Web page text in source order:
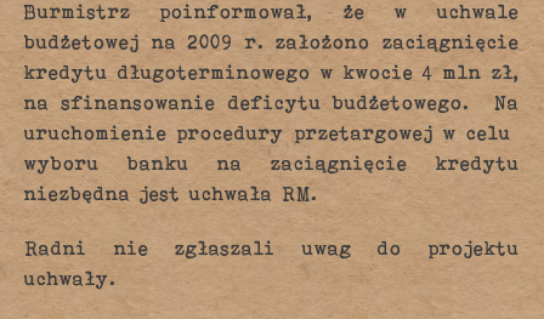
Burmistrz poinformował, że w uchwale
budżetowej na 2009 r. założono zaciągnięcie
kredytu długoterminowego w kwocie 4 mln zł,
na sfinansowanie deficytu budżetowego. Na
uruchomienie procedury przetargowej w celu
wyboru banku na zaciągnięcie kredytu
niezbędna jest uchwała RM.
Radni nie zgłaszali uwag do projektu
uchwały.